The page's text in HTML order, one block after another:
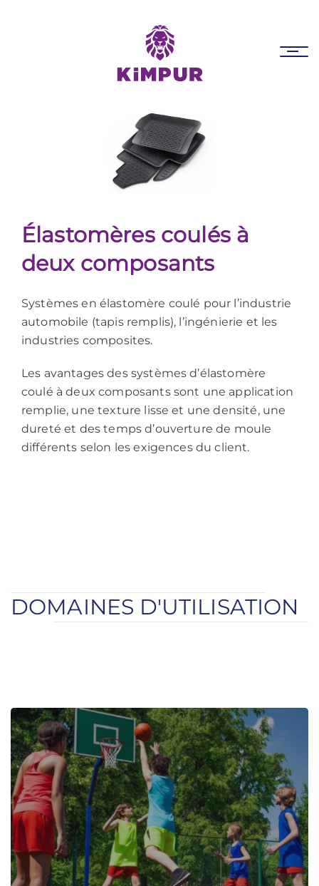
Élastomères coulés à
deux composants
Systèmes en élastomère coulé pour l’industrie
automobile (tapis remplis), l’ingénierie et les
industries composites.
Les avantages des systèmes d’élastomère
coulé à deux composants sont une application
remplie, une texture lisse et une densité, une
dureté et des temps d’ouverture de moule
différents selon les exigences du client.
DOMAINES D'UTILISATION